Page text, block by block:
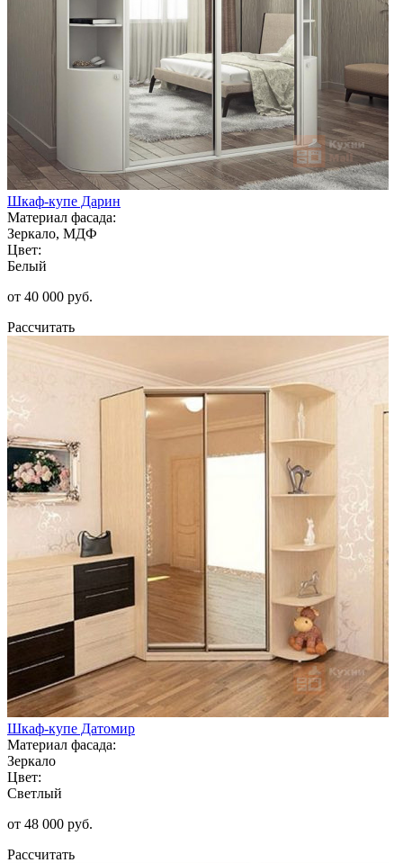
Шкаф-купе Дарин
Материал фасада:
Зеркало, МДФ
Цвет:
Белый
от 40 000 руб.
Рассчитать
Шкаф-купе Датомир
Материал фасада:
Зеркало
Цвет:
Светлый
от 48 000 руб.
Рассчитать